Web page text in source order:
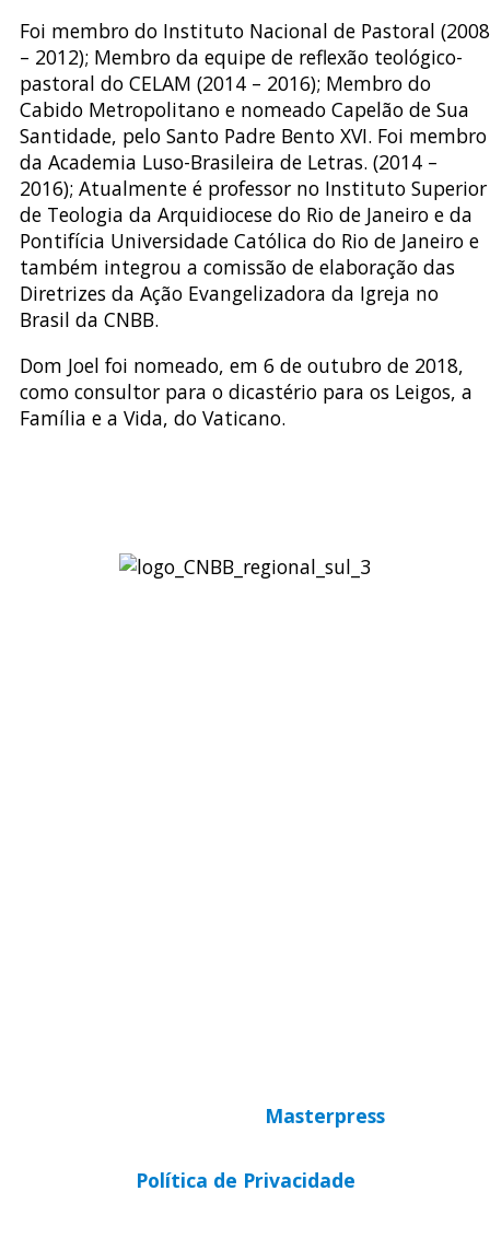
Foi membro do Instituto Nacional de Pastoral (2008
– 2012); Membro da equipe de reflexão teológico-
pastoral do CELAM (2014 – 2016); Membro do
Cabido Metropolitano e nomeado Capelão de Sua
Santidade, pelo Santo Padre Bento XVI. Foi membro
da Academia Luso-Brasileira de Letras. (2014 –
2016); Atualmente é professor no Instituto Superior
de Teologia da Arquidiocese do Rio de Janeiro e da
Pontifícia Universidade Católica do Rio de Janeiro e
também integrou a comissão de elaboração das
Diretrizes da Ação Evangelizadora da Igreja no
Brasil da CNBB.
Dom Joel foi nomeado, em 6 de outubro de 2018,
como consultor para o dicastério para os Leigos, a
Família e a Vida, do Vaticano.
Masterpress
Política de Privacidade